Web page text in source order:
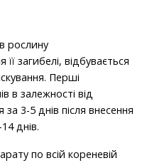
рослину
загибелі, відбувається
Перші
в залежності від
3-5 днів після внесення
днів.
по всій кореневій